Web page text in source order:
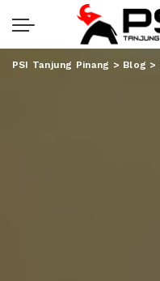
PSI Tanjung Pinang > Blog >